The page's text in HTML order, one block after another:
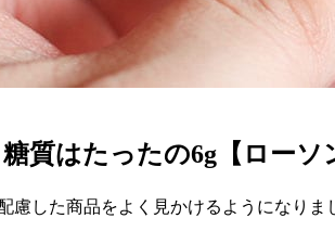
質はたったの6g【ローソ
慮した商品をよく見かけるようになり